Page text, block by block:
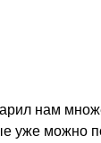
нам
уже можно